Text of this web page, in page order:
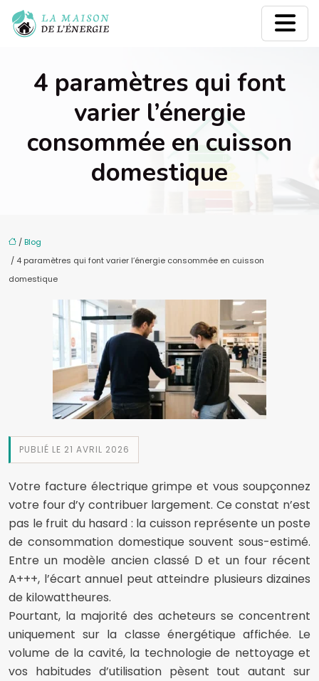
4 paramètres qui font
varier l’énergie
consommée en cuisson
domestique
/Blog
/ 4 paramètres qui font varier l’énergie consommée en cuisson
domestique
PUBLIÉ LE 21 AVRIL 2026
Votre facture électrique grimpe et vous soupçonnez
votre four d’y contribuer largement. Ce constat n’est
pas le fruit du hasard : la cuisson représente un poste
de consommation domestique souvent sous-estimé.
Entre un modèle ancien classé D et un four récent
A+++, l’écart annuel peut atteindre plusieurs dizaines
de kilowattheures.
Pourtant, la majorité des acheteurs se concentrent
uniquement sur la classe énergétique affichée. Le
volume de la cavité, la technologie de nettoyage et
vos habitudes d’utilisation pèsent tout autant sur